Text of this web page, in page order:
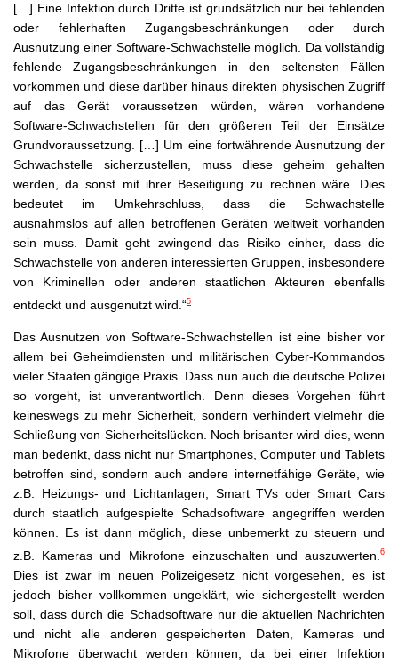
[…] Eine Infektion durch Dritte ist grundsätzlich nur bei fehlenden
oder fehlerhaften Zugangsbeschränkungen oder durch
Ausnutzung einer Software-Schwachstelle möglich. Da vollständig
fehlende Zugangsbeschränkungen in den seltensten Fällen
vorkommen und diese darüber hinaus direkten physischen Zugriff
auf das Gerät voraussetzen würden, wären vorhandene
Software-Schwachstellen für den größeren Teil der Einsätze
Grundvoraussetzung. […] Um eine fortwährende Ausnutzung der
Schwachstelle sicherzustellen, muss diese geheim gehalten
werden, da sonst mit ihrer Beseitigung zu rechnen wäre. Dies
bedeutet im Umkehrschluss, dass die Schwachstelle
ausnahmslos auf allen betroffenen Geräten weltweit vorhanden
sein muss. Damit geht zwingend das Risiko einher, dass die
Schwachstelle von anderen interessierten Gruppen, insbesondere
von Kriminellen oder anderen staatlichen Akteuren ebenfalls
entdeckt und ausgenutzt wird.“5
Das Ausnutzen von Software-Schwachstellen ist eine bisher vor
allem bei Geheimdiensten und militärischen Cyber-Kommandos
vieler Staaten gängige Praxis. Dass nun auch die deutsche Polizei
so vorgeht, ist unverantwortlich. Denn dieses Vorgehen führt
keineswegs zu mehr Sicherheit, sondern verhindert vielmehr die
Schließung von Sicherheitslücken. Noch brisanter wird dies, wenn
man bedenkt, dass nicht nur Smartphones, Computer und Tablets
betroffen sind, sondern auch andere internetfähige Geräte, wie
z.B. Heizungs- und Lichtanlagen, Smart TVs oder Smart Cars
durch staatlich aufgespielte Schadsoftware angegriffen werden
können. Es ist dann möglich, diese unbemerkt zu steuern und
z.B. Kameras und Mikrofone einzuschalten und auszuwerten. 6
Dies ist zwar im neuen Polizeigesetz nicht vorgesehen, es ist
jedoch bisher vollkommen ungeklärt, wie sichergestellt werden
soll, dass durch die Schadsoftware nur die aktuellen Nachrichten
und nicht alle anderen gespeicherten Daten, Kameras und
Mikrofone überwacht werden können, da bei einer Infektion